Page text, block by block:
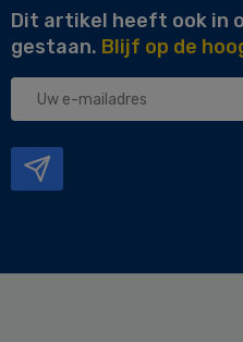
Dit artikel heeft ook in
gestaan. Blijf op de
Uw